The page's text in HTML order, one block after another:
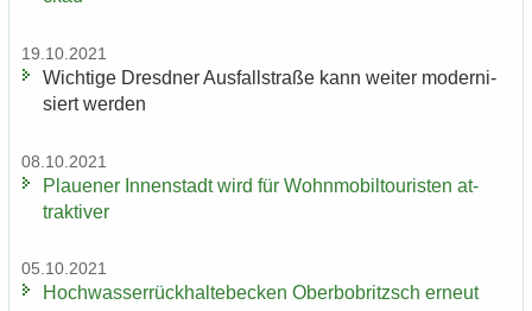
19.10.2021
Wich­ti­ge Dresd­ner Aus­fall­stra­ße kann wei­ter mo­der­ni­
siert wer­den
08.10.2021
Plaue­ner In­nen­stadt wird für Wohn­mo­bil­tou­ris­ten at­
trak­ti­ver
05.10.2021
Hoch­was­ser­rück­hal­te­be­cken Ober­bobritzsch er­neut